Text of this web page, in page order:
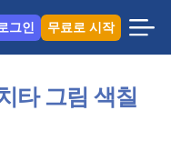
그인 무료로 시작
타 그림 색칠